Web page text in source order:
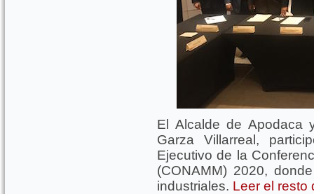
El Alcalde de Apodaca
Garza Villarreal,
Ejecutivo de la
(CONAMM) 2020,
industriales. Leer el